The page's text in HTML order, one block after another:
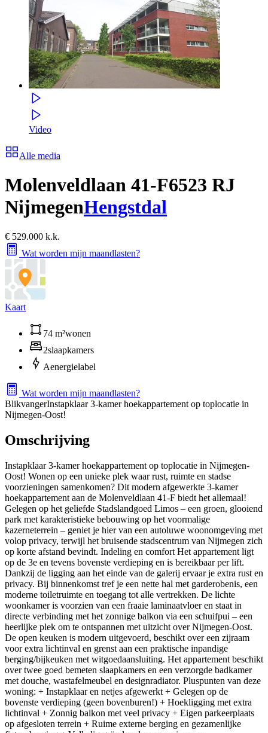
Video
Alle media
Molenveldlaan 41-F6523 RJ
NijmegenHengstdal
€ 529.000 k.k.
Wat worden mijn maandlasten?
Kaart
74 m²wonen
2slaapkamers
Aenergielabel
Wat worden mijn maandlasten?
BlikvangerInstapklaar 3-kamer hoekappartement op toplocatie in
Nijmegen-Oost!
Omschrijving
Instapklaar 3-kamer hoekappartement op toplocatie in Nijmegen-
Oost! Wonen op een unieke plek waar rust, ruimte en stadse
voorzieningen samenkomen? Dit modern afgewerkte 3-kamer
hoekappartement aan de Molenveldlaan 41-F biedt het allemaal!
Gelegen op het geliefde Stadslandgoed Limos – een groen, glooiend
park met karakteristieke bebouwing op het voormalige
kazerneterrein – geniet je hier van een autoluwe woonomgeving met
volop privacy, terwijl het bruisende stadscentrum van Nijmegen zich
op korte afstand bevindt. Indeling en comfort Het appartement ligt
op de 3e en tevens bovenste verdieping en is bereikbaar per lift.
Dankzij de ligging aan het einde van de galerij ervaar je extra rust en
privacy. Bij binnenkomst tref je een nette hal met garderobenis, een
moderne toiletruimte en toegang tot alle vertrekken. De lichte
woonkamer is voorzien van een fraaie laminaatvloer en staat in
directe verbinding met het zonnige balkon via een schuifpui – een
heerlijke plek om te ontspannen met uitzicht over Nijmegen-Oost.
De open keuken is modern uitgevoerd, beschikt over een zijraam
voor extra lichtinval en grenst aan een praktische inpandige
berging/bijkeuken met witgoedaansluiting. Het appartement beschikt
over twee goed bemeten slaapkamers en een verzorgde badkamer
met douche, wastafelmeubel en designradiator. Pluspunten van deze
woning: + Instapklaar en netjes afgewerkt + Gelegen op de
bovenste verdieping (geen bovenburen!) + Hoekligging met extra
lichtinval + Zonnig balkon met veel privacy + Eigen parkeerplaats
op afgesloten terrein + Ruime externe berging en gezamenlijke